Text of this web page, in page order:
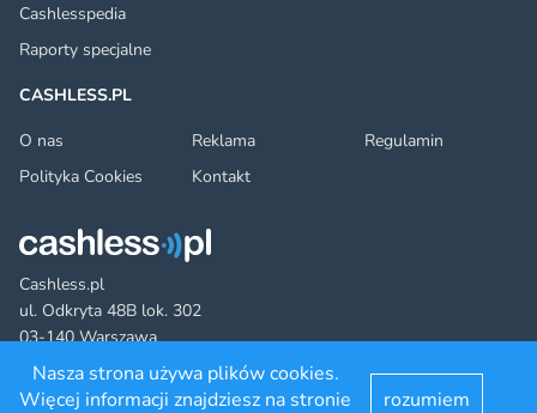
Cashless.pl
ul. Odkryta 48B lok. 302
03-140 Warszawa
Cashlesspedia
Raporty specjalne
CASHLESS.PL
O nas
Reklama
Regulamin
Polityka Cookies
Kontakt
Nasza strona używa plików cookies.
Więcej informacji znajdziesz na stronie
rozumiem